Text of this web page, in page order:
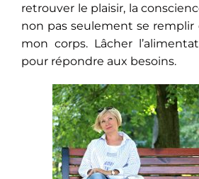
retrouver le plaisir, la
non pas seulement se remplir
mon corps. Lâcher
pour répondre aux besoins.